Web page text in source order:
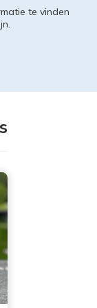
te vinden